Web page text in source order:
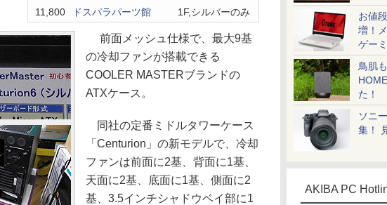
お値
増！
ゲー
鳥肌
た！
ソニ
集！
AKIBA PC
11,800
ドスパラパーツ館 1F,シルバーのみ
前面メッシュ仕様で、最大9基
の冷却ファンが搭載できる
COOLER MASTERブランドの
ATXケース。
同社の定番ミドルタワーケース
「Centurion」の新モデルで、冷却
ファンは前面に2基、背面に1基、
天面に2基、底面に1基、側面に2
基、3.5インチシャドウベイ部に1